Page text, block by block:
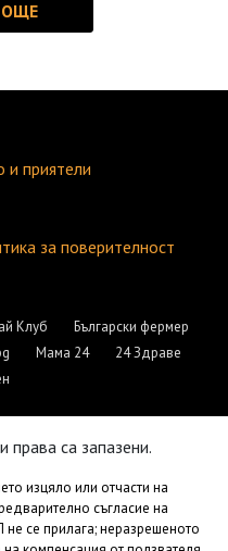
и приятели
за поверителност
Клуб
Български фермер
Мама 24
24 Здраве
права са запазени.
изцяло или отчасти на
съгласие на
се прилага; неразрешеното